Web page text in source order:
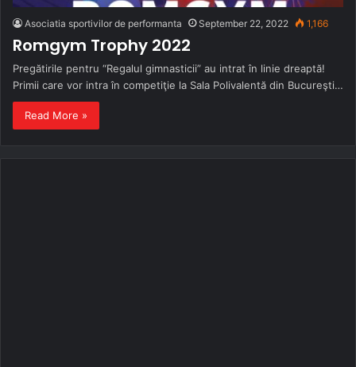
Asociatia sportivilor de performanta September 22, 2022 1,166
Romgym Trophy 2022
Pregătirile pentru “Regalul gimnasticii” au intrat în linie dreaptă!
Primii care vor intra în competiţie la Sala Polivalentă din Bucureşti…
Read More »